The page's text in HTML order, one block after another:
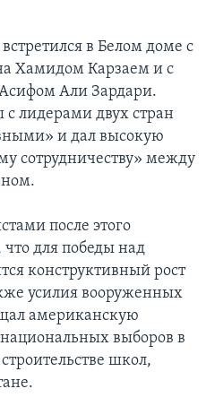
в Белом доме с
Хамидом Карзаем и с
Али Зардари.
с лидерами двух стран
и дал высокую
сотрудничеству» между
после этого
для победы над
конструктивный рост
усилия вооруженных
американскую
выборов в
школ,